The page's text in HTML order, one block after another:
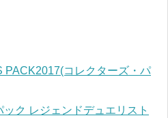
PACK2017(コレクターズ・パ
ク レジェンドデュエリスト